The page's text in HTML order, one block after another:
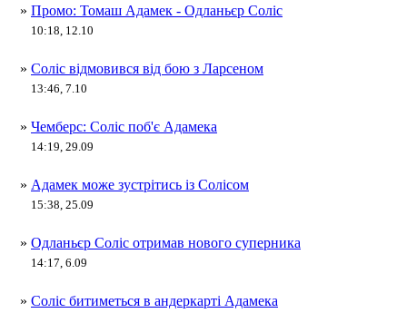
» Промо: Томаш Адамек - Одланьєр Соліс
10:18, 12.10
» Соліс відмовився від бою з Ларсеном
13:46, 7.10
» Чемберс: Соліс поб'є Адамека
14:19, 29.09
» Адамек може зустрітись із Солісом
15:38, 25.09
» Одланьєр Соліс отримав нового суперника
14:17, 6.09
» Соліс битиметься в андеркарті Адамека